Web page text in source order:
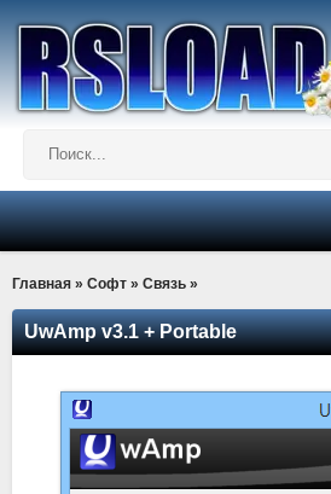
Главная » Софт » Связь »
UwAmp v3.1 + Portable